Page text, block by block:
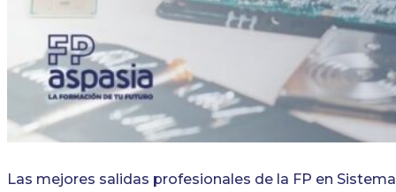
Las mejores salidas profesionales de la FP en